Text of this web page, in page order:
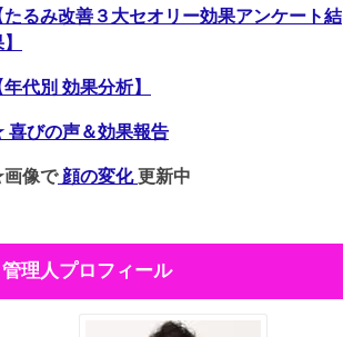
たるみ改善３大セオリー効果アンケート結
年代別 効果分析】
びの声＆効果報告
像で顔の変化更新中
管理人プロフィール